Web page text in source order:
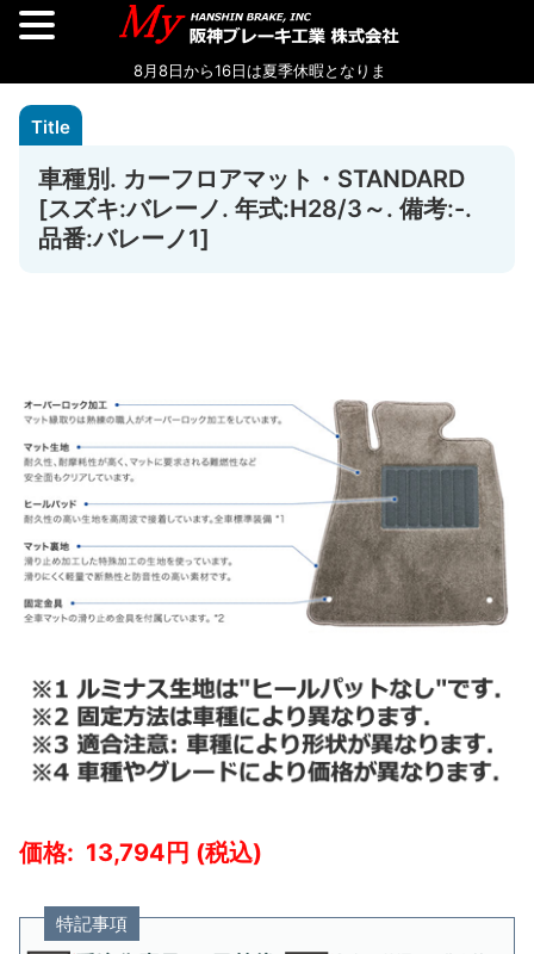
車種別. カーフロアマット・STANDARD
[スズキ:バレーノ. 年式:H28/3～. 備考:-.
品番:バレーノ1]
13,794
特記事項